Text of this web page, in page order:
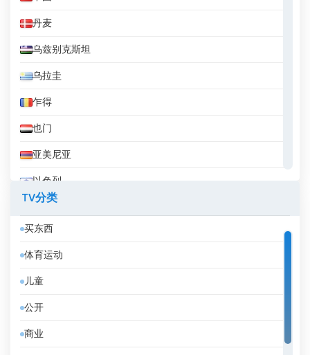
丹麦
乌兹别克斯坦
乌拉圭
乍得
也门
亚美尼亚
以色列
伊拉克库尔德斯坦
伊朗
伯利兹
佛得角
俄罗斯
TV分类
买东西
体育运动
儿童
公开
商业